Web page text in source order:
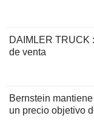
DAIMLER TRUCK
de venta
Bernstein
un precio objetivo